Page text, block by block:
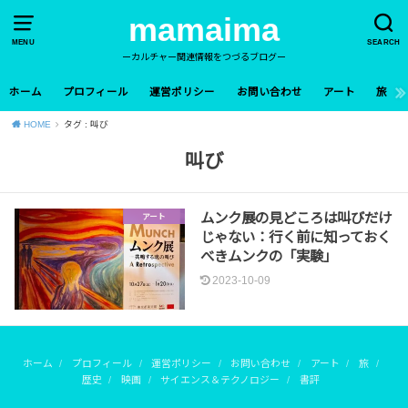
MENU SEARCH
mamaima
ーカルチャー関連情報をつづるブログー
ホーム プロフィール 運営ポリシー お問い合わせ アート 旅
HOME タグ : 叫び
叫び
アート
ムンク展の見どころは叫びだけ
じゃない：行く前に知っておく
べきムンクの「実験」
2023-10-09
ホーム プロフィール 運営ポリシー お問い合わせ アート
旅
歴史
映画 サイエンス＆テクノロジー 書評